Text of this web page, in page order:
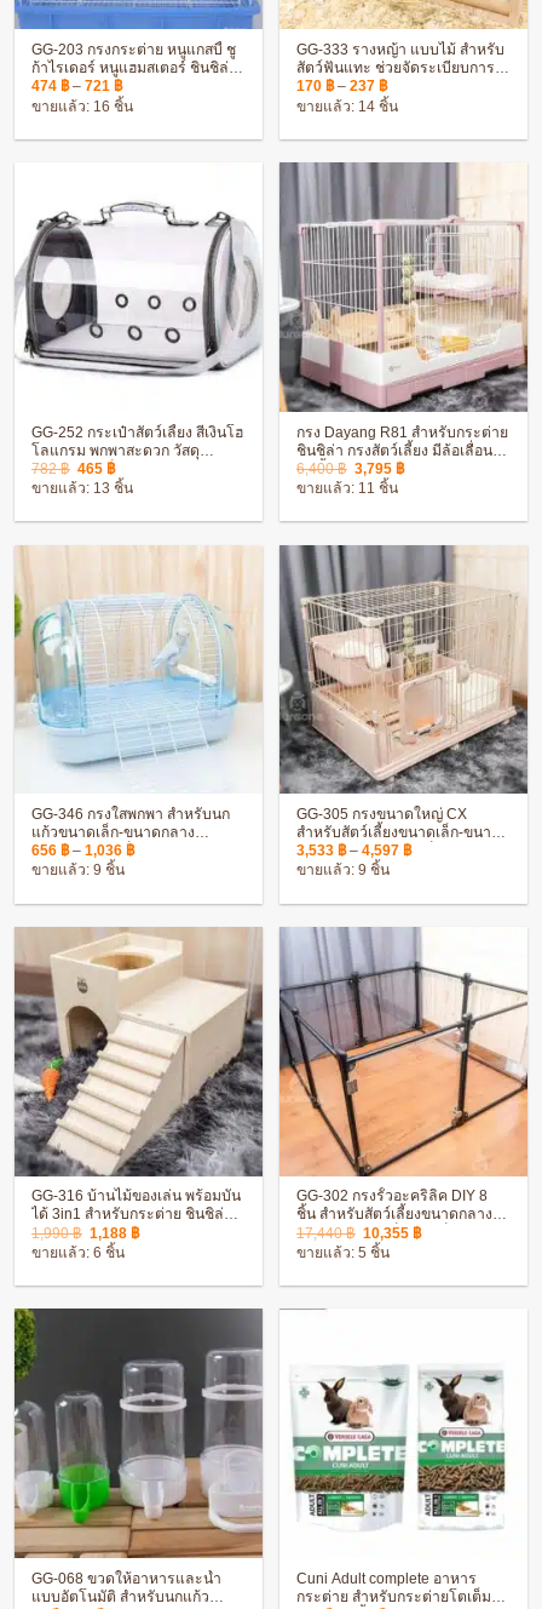
GG-203 กรงกระต่าย หนูแกสบี้ ชู
ก้าไรเดอร์ หนูแฮมสเตอร์ ชินชิล่า
มีหลายขนาด เคลือบกับกันสนิม (สี
ฟ้า)
474 ฿ – 721 ฿Price
range:
474 ฿
721 ฿
ขายแล้ว: 16 ชิ้น
GG-333 รางหญ้า แบบไม้ สำหรับ
สัตว์ฟันแทะ ช่วยจัดระเบียบการ
กิน คุณภาพดี
170 ฿ – 237 ฿Price
range:
170 ฿
237 ฿
ขายแล้ว: 14 ชิ้น
GG-252 กระเป๋าสัตว์เลี้ยง สีเงินโฮ
โลแกรม พกพาสะดวก วัสดุ
คุณภาพดี แข็งแรง ทนทาน
782฿ Original
price
was:
465 ฿Current
price
is:
ขายแล้ว: 13 ชิ้น
กรง Dayang R81 สำหรับกระต่าย
ชินชิล่า กรงสัตว์เลี้ยง มีล้อเลื่อน
ติดตั้ง ประกอบง่าย
6,400฿ Original
price
was:
3,795 ฿Current
ขายแล้ว: 11 ชิ้น
GG-346 กรงใสพกพา สำหรับนก
แก้วขนาดเล็ก-ขนาดกลาง
ประกอบง่าย แข็งแรง ทนทาน
656 ฿ – 1,036 ฿Price
1,036 ฿
ขายแล้ว: 9 ชิ้น
GG-305 กรงขนาดใหญ่ CX
สำหรับสัตว์เลี้ยงขนาดเล็ก-ขนาด
กลาง ประกอบง่าย แข็งแรง
3,533 ฿ – 4,597 ฿Price
4,597 ฿
ขายแล้ว: 9 ชิ้น
GG-316 บ้านไม้ของเล่น พร้อมบัน
ได้ 3in1 สำหรับกระต่าย ชินชิล่า
ตกแต่งกรง สวยงาม
1,990฿ Original
price
was:
1,188 ฿Current
ขายแล้ว: 6 ชิ้น
GG-302 กรงรั้วอะคริลิค DIY 8
ชิ้น สำหรับสัตว์เลี้ยงขนาดกลาง –
ขนาดใหญ่ พับเก็บได้ แข็งแรง
17,440฿ Original
price
was:
10,355 ฿Current
ขายแล้ว: 5 ชิ้น
GG-068 ขวดให้อาหารและน้ำ
แบบอัตโนมัติ สำหรับนกแก้ว
Cuni Adult complete อาหาร
กระต่าย สำหรับกระต่ายโตเต็มวัย